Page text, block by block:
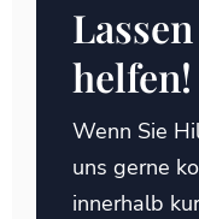
helfen!
Wenn Sie
uns gerne
innerhalb